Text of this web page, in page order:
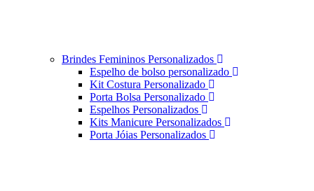
Brindes Femininos Personalizados
Espelho de bolso personalizado
Kit Costura Personalizado
Porta Bolsa Personalizado
Espelhos Personalizados
Kits Manicure Personalizados
Porta Jóias Personalizados